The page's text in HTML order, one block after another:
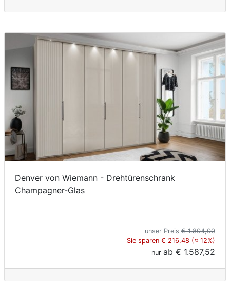
Denver von Wiemann - Drehtürenschrank
Champagner-Glas
unser Preis € 1.804,00
Sie sparen € 216,48 (≈ 12%)
nur ab € 1.587,52